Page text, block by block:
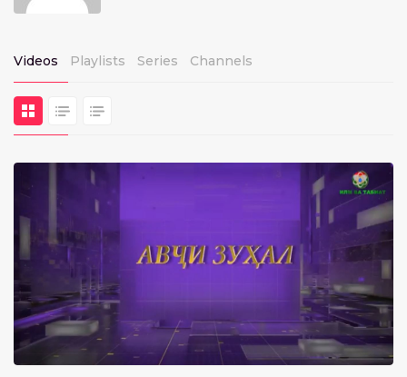
Videos Playlists Series Channels